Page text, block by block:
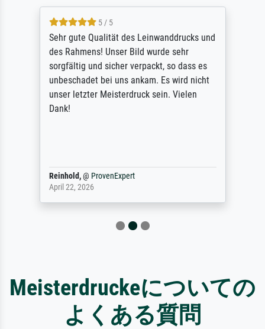
5 / 5
Sehr gute Qualität des Leinwanddrucks und
des Rahmens! Unser Bild wurde sehr
sorgfältig und sicher verpackt, so dass es
unbeschadet bei uns ankam. Es wird nicht
unser letzter Meisterdruck sein. Vielen
Dank!
Reinhold,@ ProvenExpert
April 22, 2026
Meisterdruckeについての
よくある質問